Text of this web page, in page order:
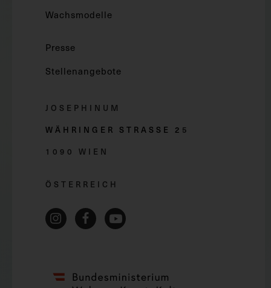
Wachsmodelle
Presse
Stellenangebote
JOSEPHINUM
WÄHRINGER STRASSE 2 5
1090 WIEN
ÖSTERREICH